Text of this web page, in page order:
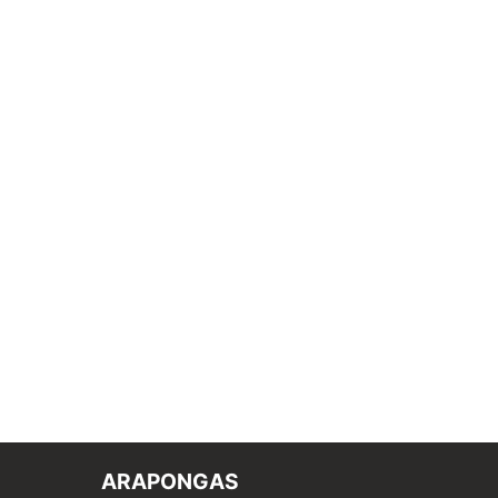
ARAPONGAS